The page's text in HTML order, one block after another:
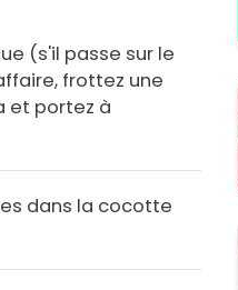
(s'il passe sur le
frottez une
et portez à
dans la cocotte